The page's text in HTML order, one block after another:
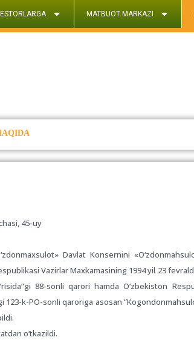
MATBUOT MARKAZI
45-uy
Davlat Konsernini
Vazirlar Maxkamasining 1994 yil 23
88-sonli qarori hamda O‘zbekiston
k-PO-sonli qaroriga asosan
o‘tkazildi.